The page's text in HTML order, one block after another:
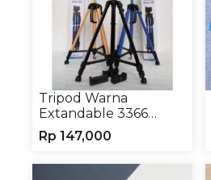
Tripod Warna
Extandable 3366
Tripod Handphone
Kamera
Rp 147,000